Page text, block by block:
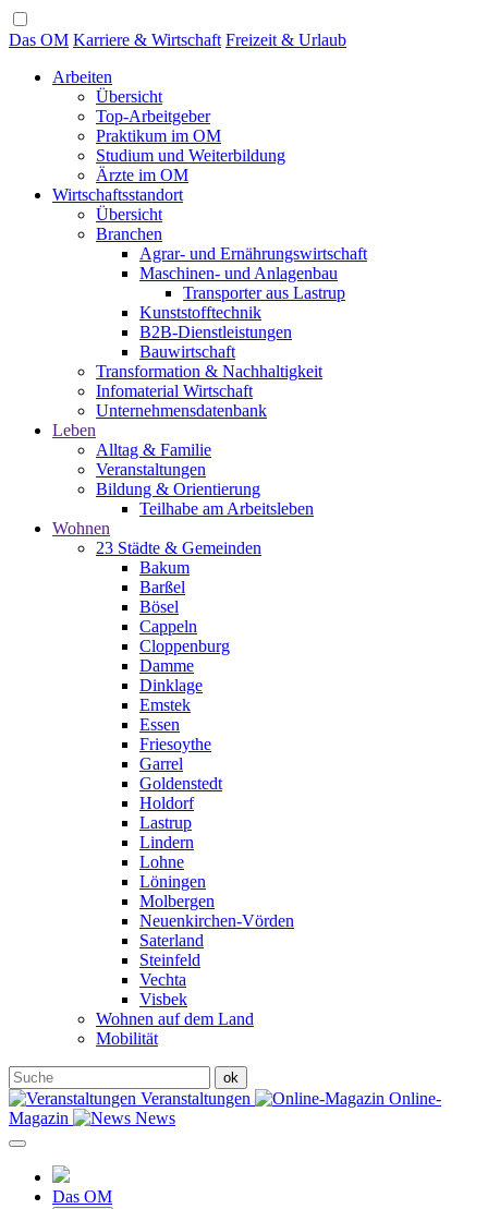
Das OM Karriere & Wirtschaft Freizeit & Urlaub
Arbeiten
Übersicht
Top-Arbeitgeber
Praktikum im OM
Studium und Weiterbildung
Ärzte im OM
Wirtschaftsstandort
Übersicht
Branchen
Agrar- und Ernährungswirtschaft
Maschinen- und Anlagenbau
Transporter aus Lastrup
Kunststofftechnik
B2B-Dienstleistungen
Bauwirtschaft
Transformation & Nachhaltigkeit
Infomaterial Wirtschaft
Unternehmensdatenbank
Leben
Alltag & Familie
Veranstaltungen
Bildung & Orientierung
Teilhabe am Arbeitsleben
Wohnen
23 Städte & Gemeinden
Bakum
Barßel
Bösel
Cappeln
Cloppenburg
Damme
Dinklage
Emstek
Essen
Friesoythe
Garrel
Goldenstedt
Holdorf
Lastrup
Lindern
Lohne
Löningen
Molbergen
Neuenkirchen-Vörden
Saterland
Steinfeld
Vechta
Visbek
Wohnen auf dem Land
Mobilität
Veranstaltungen
Online-
Magazin
News
Das OM